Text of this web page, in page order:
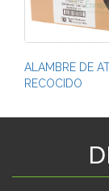
ALAMBRE DE
RECOCIDO